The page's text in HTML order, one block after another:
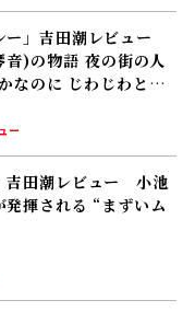
ー」吉田潮レビュー
)の物語―― 夜の街の人
なのに じわじわと心
ー
吉田潮レビュー 小池
揮される “まずいム